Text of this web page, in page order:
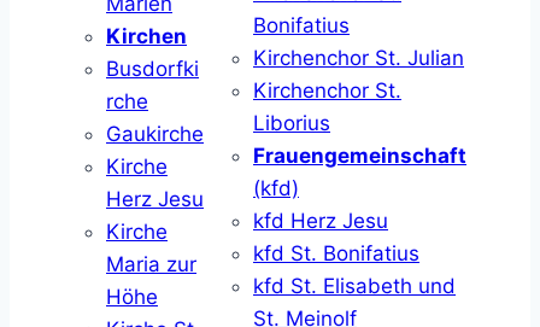
Kirchen
Busdorfki
rche
Gaukirche
Kirche
Herz Jesu
Kirche
Maria zur
Höhe
Bonifatius
Kirchenchor St. Julian
Kirchenchor St.
Liborius
Frauengemeinschaft
(kfd)
kfd Herz Jesu
kfd St. Bonifatius
kfd St. Elisabeth und
St. Meinolf